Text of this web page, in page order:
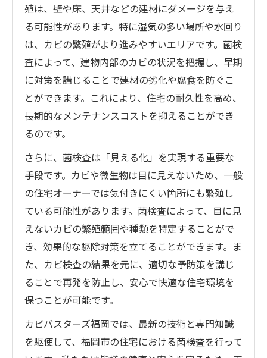
殖は、壁や床、天井などの建材にダメージを与え
る可能性があります。特に湿気の多い場所や水回り
は、カビの繁殖がより進みやすいエリアです。菌検
査によって、建物内部のカビの状況を把握し、早期
に対策を講じることで建材の劣化や腐食を防ぐこ
とができます。これにより、住宅の耐久性を高め、
長期的なメンテナンスコストを抑えることができ
るのです。
さらに、菌検査は「見える化」を実現する重要な
手段です。カビや微生物は目に見えないため、一般
の住宅オーナーでは気付きにくい箇所にも繁殖し
ている可能性があります。菌検査によって、目に見
えないカビの繁殖範囲や種類を特定することがで
き、効果的な駆除対策を立てることができます。ま
た、カビ検査の結果を元に、適切な予防策を講じ
ることで再発を防止し、安心で快適な住宅環境を
保つことが可能です。
カビバスターズ福岡では、最新の技術と専門知識
を駆使して、福岡市の住宅における菌検査を行って